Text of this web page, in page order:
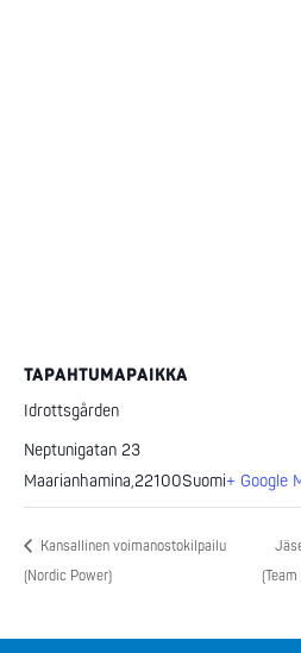
TAPAHTUMAPAIKKA
Idrottsgården
Neptunigatan 23
Maarianhamina,22100Suomi+ Google
Kansallinen voimanostokilpailu
(Nordic Power)